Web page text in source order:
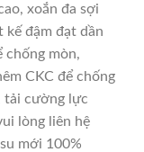
xoắn đa sợi
kế đậm đạt dần
chống mòn,
CKC để chống
tải cường lực
lòng liên hệ
mới 100%